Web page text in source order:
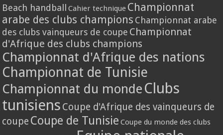
Beach handball Cahier technique Championnat
arabe des clubs champions Championnat arabe
des clubs vainqueurs de coupe Championnat
d'Afrique des clubs champions
Championnat d'Afrique des nations
Championnat de Tunisie
Championnat du monde Clubs
tunisiens Coupe d'Afrique des vainqueurs de
coupe Coupe de Tunisie Coupe du monde des clubs